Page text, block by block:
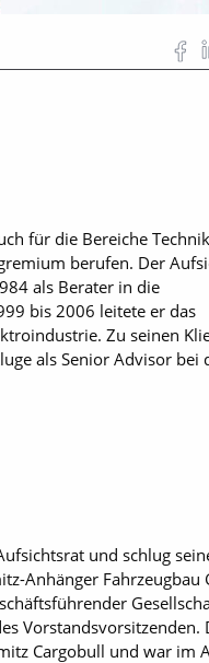
für die Bereiche
berufen. Der
als Berater in die
bis 2006 leitete er das
Zu seinen
als Senior Advisor bei
und schlug
Anhänger Fahrzeugbau
Vorstandsvorsitzenden.
Cargobull und war im